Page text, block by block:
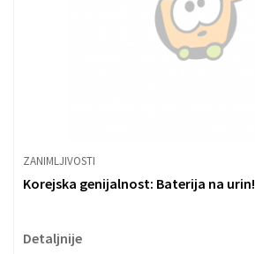
ZANIMLJIVOSTI
Korejska genijalnost: Baterija na urin!
Detaljnije